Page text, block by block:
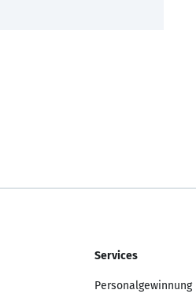
Services
Personalgewinnung